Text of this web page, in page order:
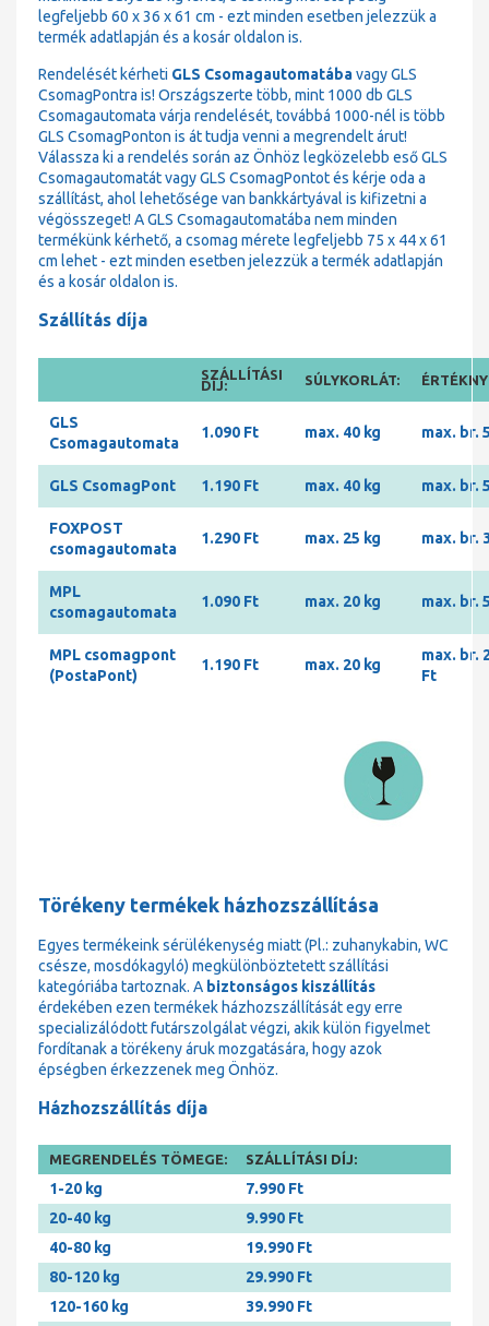
legfeljebb 60 x 36 x 61 cm - ezt minden esetben jelezzük a
termék adatlapján és a kosár oldalon is.
Rendelését kérheti GLS Csomagautomatábavagy GLS
CsomagPontra is! Országszerte több, mint 1000 db GLS
Csomagautomata várja rendelését, továbbá 1000-nél is több
GLS CsomagPonton is át tudja venni a megrendelt árut!
Válassza ki a rendelés során az Önhöz legközelebb eső GLS
Csomagautomatát vagy GLS CsomagPontot és kérje oda a
szállítást, ahol lehetősége van bankkártyával is kifizetni a
végösszeget! A GLS Csomagautomatába nem minden
termékünk kérhető, a csomag mérete legfeljebb 75 x 44 x 61
cm lehet - ezt minden esetben jelezzük a termék adatlapján
és a kosár oldalon is.
Szállítás díja
SZÁLLÍTÁSI
DÍJ: SÚLYKORLÁT:
GLS
Csomagautomata
1.090 Ft max. 40 kg max. br.
GLS CsomagPont 1.190 Ft max. 40 kg max. br.
FOXPOST
csomagautomata
1.290 Ft max. 25 kg max. br.
MPL
csomagautomata
1.090 Ft max. 20 kg max. br.
MPL csomagpont
(PostaPont)
1.190 Ft max. 20 kg
max. br.
Ft
Törékeny termékek házhozszállítása
Egyes termékeink sérülékenység miatt (Pl.: zuhanykabin, WC
csésze, mosdókagyló) megkülönböztetett szállítási
kategóriába tartoznak. A biztonságos kiszállítás
érdekében ezen termékek házhozszállítását egy erre
specializálódott futárszolgálat végzi, akik külön figyelmet
fordítanak a törékeny áruk mozgatására, hogy azok
épségben érkezzenek meg Önhöz.
Házhozszállítás díja
MEGRENDELÉS TÖMEGE: SZÁLLÍTÁSI DÍJ:
1-20 kg
7.990 Ft
20-40 kg
9.990 Ft
40-80 kg
19.990 Ft
80-120 kg
29.990 Ft
120-160 kg
39.990 Ft